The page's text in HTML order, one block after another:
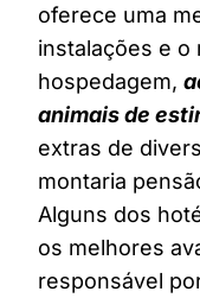
oferece uma
instalações e o
hospedagem,
animais de
extras de
montaria
Alguns dos
os melhores
responsável